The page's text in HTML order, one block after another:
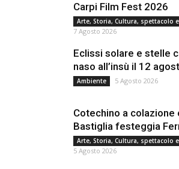
Carpi Film Fest 2026
Arte, Storia, Cultura, spettacolo
7 Agosto 2026
Eclissi solare e stelle
naso all’insù il 12
Ambiente 5 Agosto 2026
Cotechino a colazione
Bastiglia festeggia
Arte, Storia, Cultura, spettacolo
5 Agosto 2026